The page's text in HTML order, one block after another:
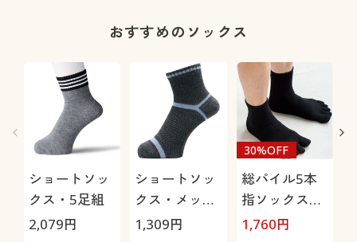
おすすめのソックス
ショートソッ
クス・5足組
2,079円
ショートソッ
クス・メッシ
ュ3足組(吸汗
1,309円
総パイル5本
指ソックス・
2足組
30%OFF
1,760円